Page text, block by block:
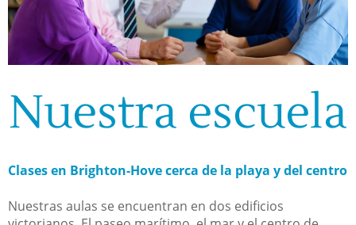
Nuestra escuela
Clases en Brighton-Hove cerca de la playa y del centro
Nuestras aulas se encuentran en dos edificios